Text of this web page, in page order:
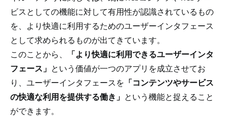
ビスとしての機能に対して有用性が認識されているもの
を、より快適に利用するためのユーザーインタフェース
として求められるものが出てきています。
このことから、
「より快適に利用できるユーザーインタ
フェース」 という価値が一つのアプリを成立させてお
り、ユーザーインタフェースを 「コンテンツやサービス
の快適な利用を提供する働き」 という機能と捉えること
ができます。